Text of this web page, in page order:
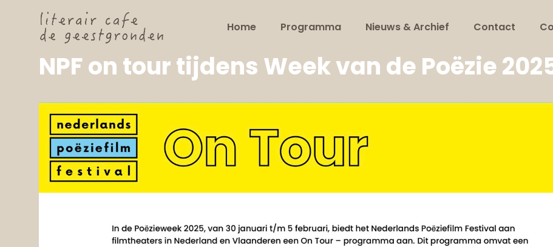
Home Programma Nieuws & Archief Contact
NPF on tour tijdens Week van de Poëzie